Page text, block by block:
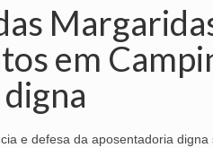
em
e defesa da aposentadoria